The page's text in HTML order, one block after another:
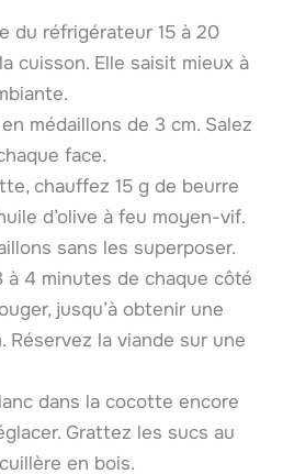
du réfrigérateur 15 à 20
cuisson. Elle saisit mieux à
médaillons de 3 cm. Salez
face.
chauffez 15 g de beurre
d’olive à feu moyen-vif.
sans les superposer.
à 4 minutes de chaque côté
jusqu’à obtenir une
Réservez la viande sur une
dans la cocotte encore
Grattez les sucs au
en bois.